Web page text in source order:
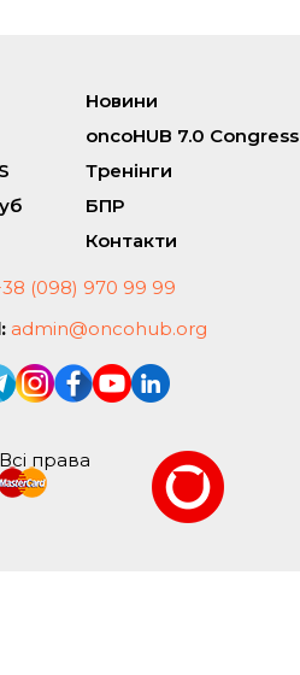
Новини
oncoHUB 7.0 Congress
Тренінги
БПР
Контакти
(098) 970 99 99
admin@oncohub.org
права